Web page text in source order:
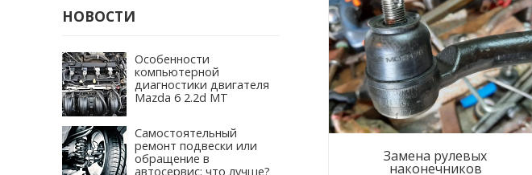
НОВОСТИ
Особенности
компьютерной
диагностики двигателя
Mazda 6 2.2d MT
Самостоятельный
ремонт подвески или
обращение в
автосервис: что лучше?
Замена рулевых
наконечников